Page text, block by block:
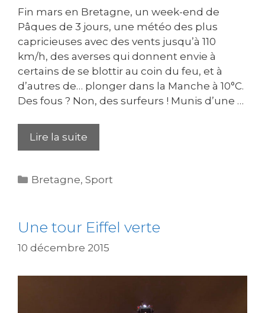
Fin mars en Bretagne, un week-end de
Pâques de 3 jours, une météo des plus
capricieuses avec des vents jusqu’à 110
km/h, des averses qui donnent envie à
certains de se blottir au coin du feu, et à
d’autres de… plonger dans la Manche à 10°C.
Des fous ? Non, des surfeurs ! Munis d’une …
Lire la suite
Catégories
Bretagne,Sport
Une tour Eiffel verte
10 décembre 2015